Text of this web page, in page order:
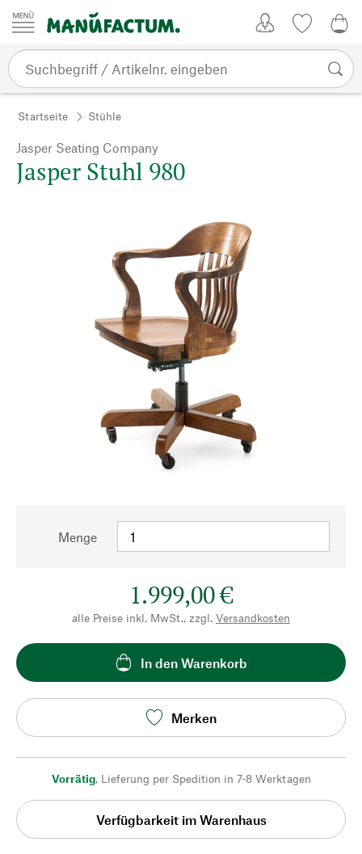
Zum Inhalt springen
Startseite Stühle
Jasper Seating Company
Jasper Stuhl 980
Menge
1.999,00 €
alle Preise inkl. MwSt., zzgl. Versandkosten
In den Warenkorb
Merken
Vorrätig, Lieferung per Spedition in 7-8 Werktagen
Verfügbarkeit im Warenhaus